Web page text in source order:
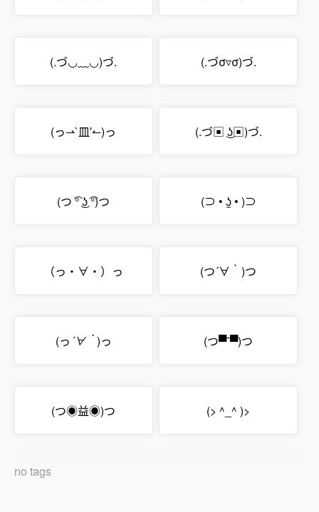
(.づ◡﹏◡)づ. (.づσ▿σ)づ.
(っ⇀`皿′↼)っ (.づ▣ ͜ʖ▣)づ.
(つ ͡° ͜ʖ ͡°)つ (⊃ • ʖ̫ • )⊃
（っ・∀・）っ (つ´∀｀)つ
(っ ´∀｀)っ (つ▀¯▀)つ
(つ◉益◉)つ (> ^_^ )>
no tags